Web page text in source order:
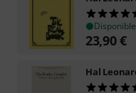
23,90€
Hal